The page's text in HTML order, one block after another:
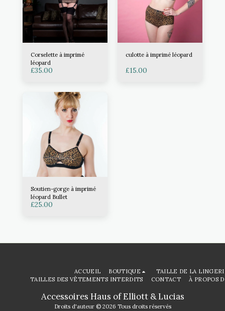
Corselette à imprimé
léopard
£35.00
culotte à imprimé léopard
£15.00
Soutien-gorge à imprimé
léopard Bullet
£25.00
Accessoires Haus of Elliott & Lucias
Droits d'auteur © 2026 Tous droits réservés
ACCUEIL BOUTIQUE
TAILLE DE LA
TAILLES DES VÊTEMENTS INTERDITS
CONTACT À PROPOS